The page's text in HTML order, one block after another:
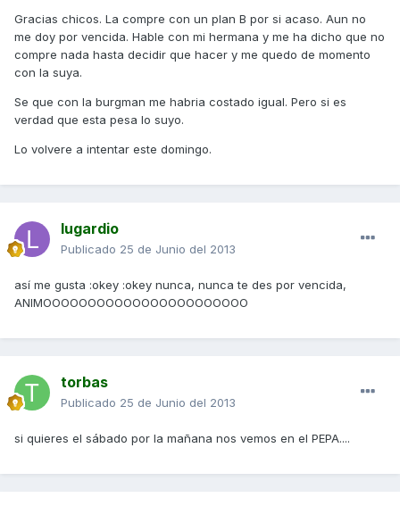
Gracias chicos. La compre con un plan B por si acaso. Aun no
me doy por vencida. Hable con mi hermana y me ha dicho que no
compre nada hasta decidir que hacer y me quedo de momento
con la suya.
Se que con la burgman me habria costado igual. Pero si es
verdad que esta pesa lo suyo.
Lo volvere a intentar este domingo.
lugardio
Publicado 25 de Junio del 2013
así me gusta :okey :okey nunca, nunca te des por vencida,
ANIMOOOOOOOOOOOOOOOOOOOOOOO
torbas
Publicado 25 de Junio del 2013
si quieres el sábado por la mañana nos vemos en el PEPA....